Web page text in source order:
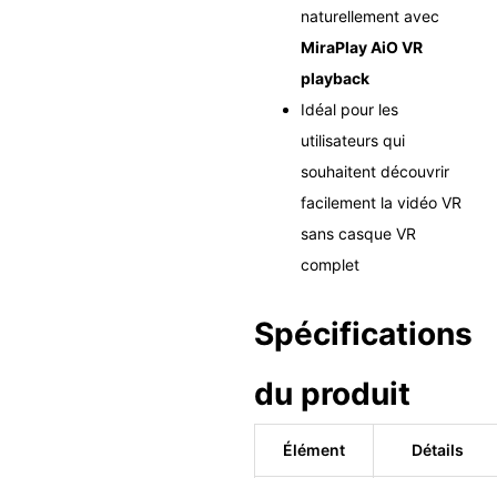
naturellement avec
MiraPlay AiO VR
playback
Idéal pour les
utilisateurs qui
souhaitent découvrir
facilement la vidéo VR
sans casque VR
complet
Spécifications
du produit
Élément Détails